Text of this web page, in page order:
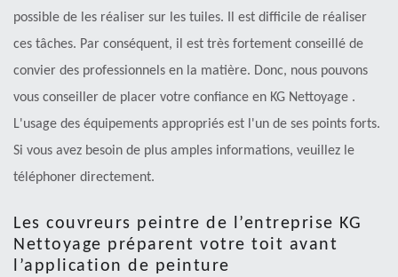
possible de les réaliser sur les tuiles. Il est difficile de réaliser
ces tâches. Par conséquent, il est très fortement conseillé de
convier des professionnels en la matière. Donc, nous pouvons
vous conseiller de placer votre confiance en KG Nettoyage .
L'usage des équipements appropriés est l'un de ses points forts.
Si vous avez besoin de plus amples informations, veuillez le
téléphoner directement.
Les couvreurs peintre de l’entreprise KG
Nettoyage préparent votre toit avant
l’application de peinture